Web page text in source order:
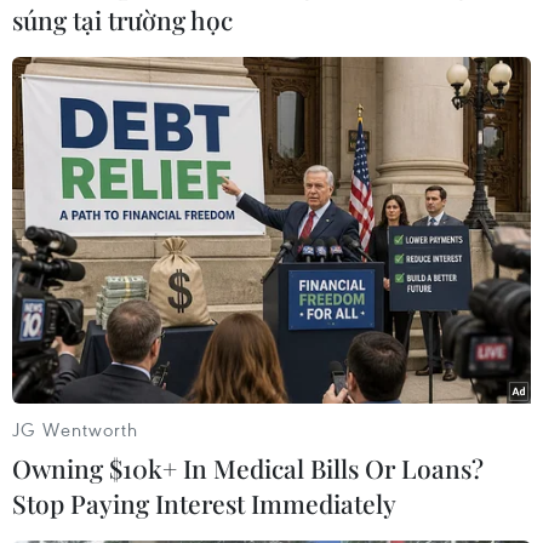
Đây là một tấm ảnh khác trong bộ 12 tấm ảnh
nói trên, chụp cảnh hai chú chótrong một thị
súng tại trường học
JG Wentworth
Owning $10k+ In Medical Bills Or Loans?
Stop Paying Interest Immediately